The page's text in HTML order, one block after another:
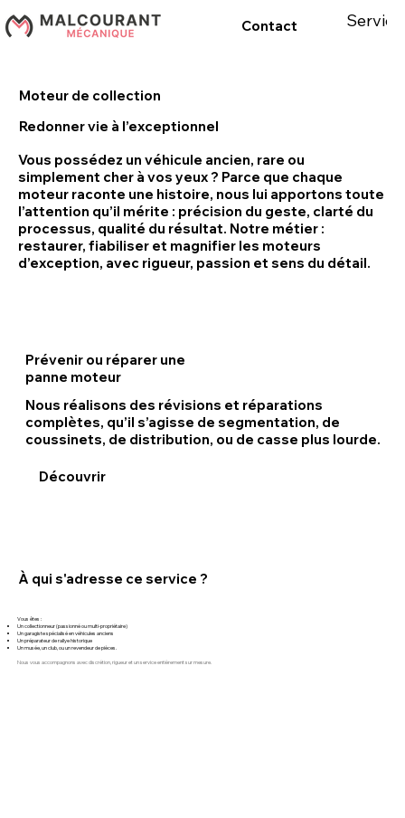
Contact
Moteur de collection
Redonner vie à l’exceptionnel
Vous possédez un véhicule ancien, rare ou
simplement cher à vos yeux ? Parce que chaque
moteur raconte une histoire, nous lui apportons toute
l’attention qu’il mérite : précision du geste, clarté du
processus, qualité du résultat. Notre métier :
restaurer, fiabiliser et magnifier les moteurs
d’exception, avec rigueur, passion et sens du détail.
À qui s'adresse ce service ?
Vous êtes :
Un collectionneur (passionné ou multi-propriétaire)
Un garagiste spécialisé en véhicules anciens
Un préparateur de rallye historique
Un musée, un club, ou un revendeur de pièces.
Nous vous accompagnons avec discrétion, rigueur et un service entièrement sur mesure.
Prévenir ou réparer une
panne moteur
Nous réalisons des révisions et réparations
complètes, qu’il s’agisse de segmentation, de
coussinets, de distribution, ou de casse plus lourde.
Découvrir